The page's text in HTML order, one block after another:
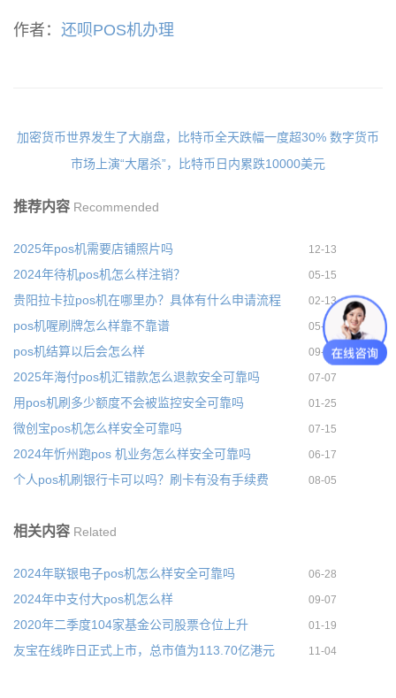
作者： 还呗POS机办理
加密货币世界发生了大崩盘，比特币全天跌幅一度超30% 数字货币
市场上演“大屠杀”，比特币日内累跌10000美元
推荐内容 Recommended
2025年pos机需要店铺照片吗 12-13
2024年待机pos机怎么样注销？ 05-15
贵阳拉卡拉pos机在哪里办？具体有什么申请流程 02-13
pos机喔刷牌怎么样靠不靠谱 05-31
pos机结算以后会怎么样 09-09
2025年海付pos机汇错款怎么退款安全可靠吗 07-07
用pos机刷多少额度不会被监控安全可靠吗 01-25
微创宝pos机怎么样安全可靠吗 07-15
2024年忻州跑pos 机业务怎么样安全可靠吗 06-17
个人pos机刷银行卡可以吗？刷卡有没有手续费 08-05
相关内容 Related
2024年联银电子pos机怎么样安全可靠吗 06-28
2024年中支付大pos机怎么样 09-07
2020年二季度104家基金公司股票仓位上升 01-19
友宝在线昨日正式上市，总市值为113.70亿港元 11-04